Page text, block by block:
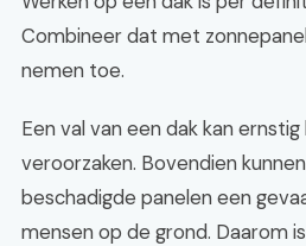
Combineer dat met
nemen toe.
Een val van een dak kan
veroorzaken. Bovendien
beschadigde panelen een
mensen op de grond. Daarom